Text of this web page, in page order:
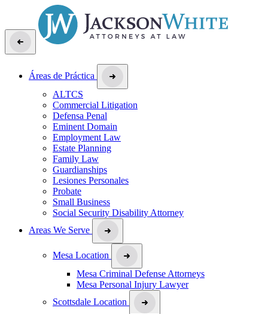
Áreas de Práctica
ALTCS
Commercial Litigation
Defensa Penal
Eminent Domain
Employment Law
Estate Planning
Family Law
Guardianships
Lesiones Personales
Probate
Small Business
Social Security Disability Attorney
Areas We Serve
Mesa Location
Mesa Criminal Defense Attorneys
Mesa Personal Injury Lawyer
Scottsdale Location